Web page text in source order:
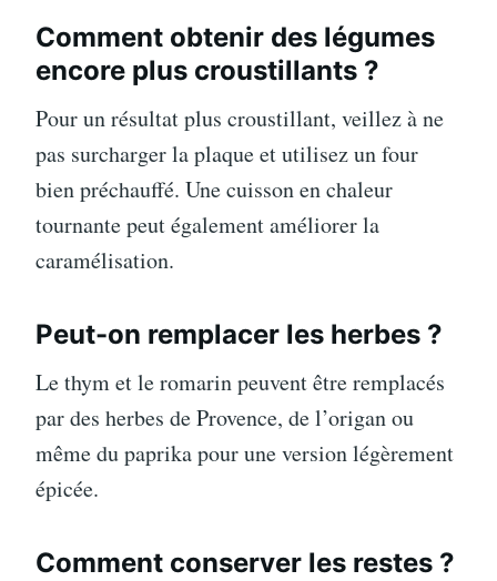
Comment obtenir des légumes
encore plus croustillants ?
Pour un résultat plus croustillant, veillez à ne
pas surcharger la plaque et utilisez un four
bien préchauffé. Une cuisson en chaleur
tournante peut également améliorer la
caramélisation.
Peut-on remplacer les herbes ?
Le thym et le romarin peuvent être remplacés
par des herbes de Provence, de l’origan ou
même du paprika pour une version légèrement
épicée.
Comment conserver les restes ?